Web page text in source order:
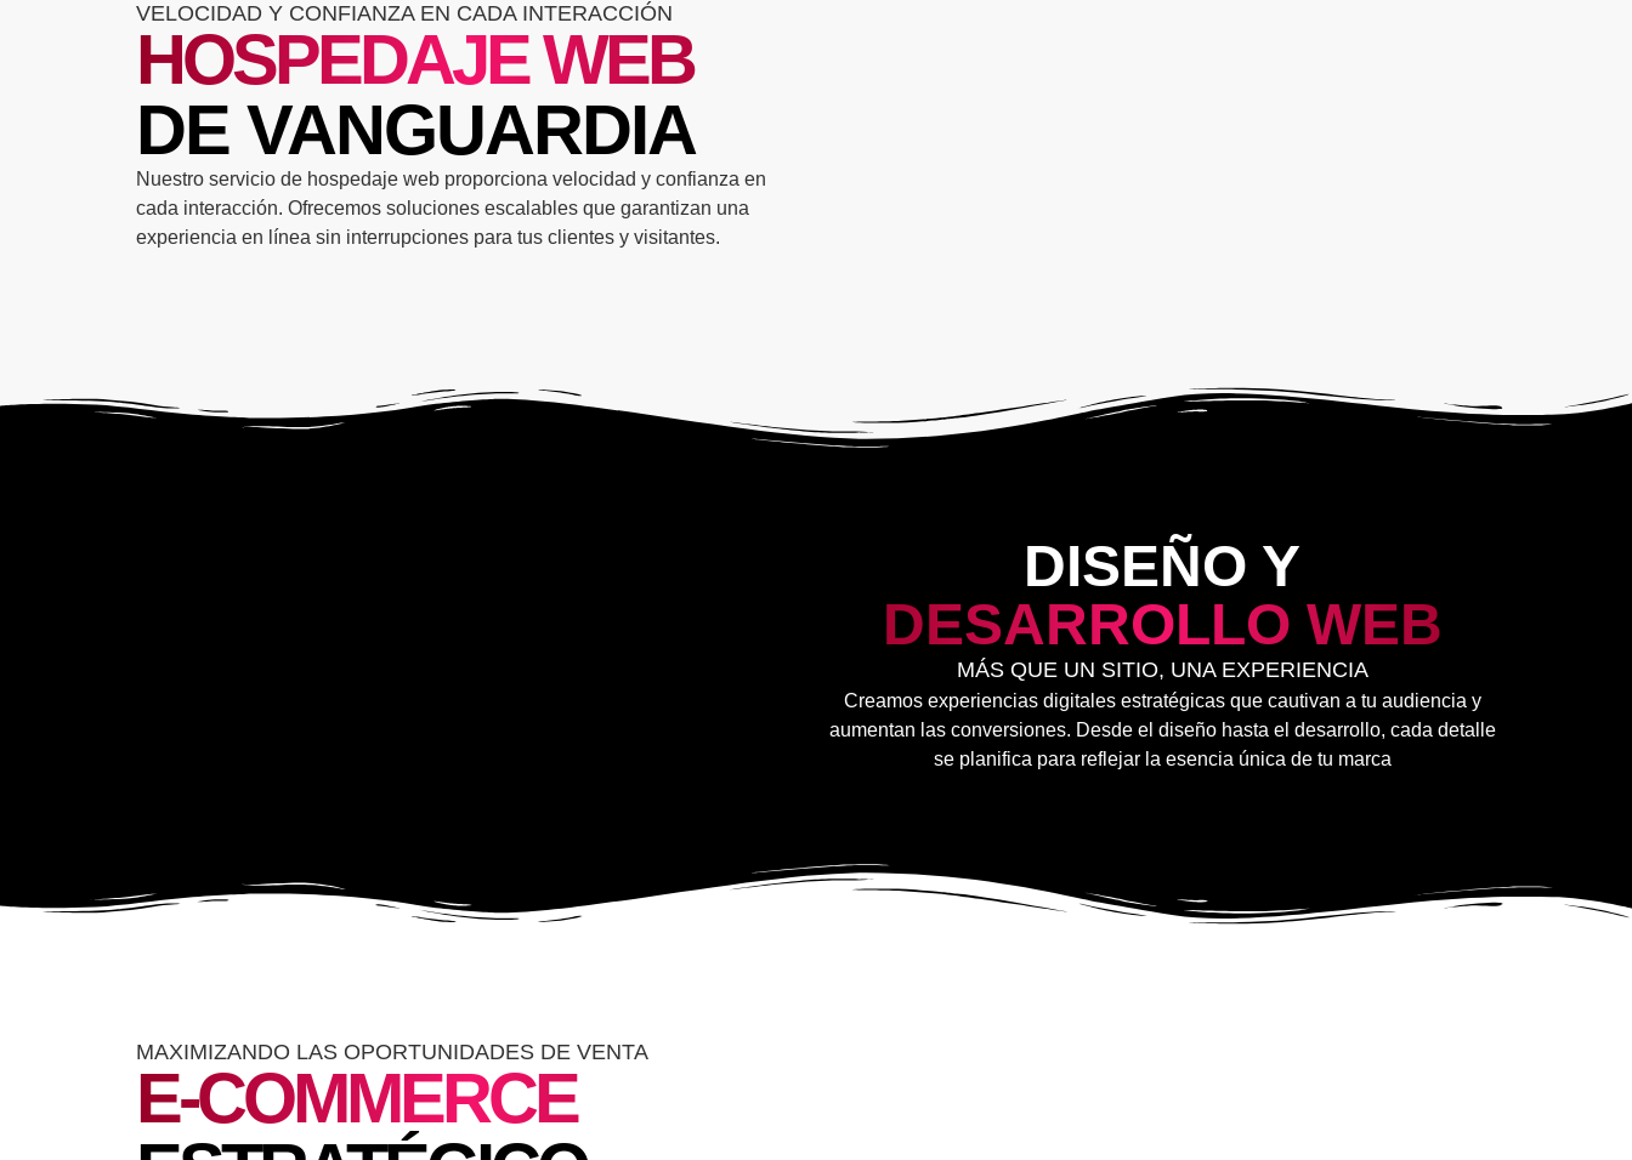
VELOCIDAD Y CONFIANZA EN CADA INTERACCIÓN
HOSPEDAJE WEB
DE VANGUARDIA
Nuestro servicio de hospedaje web proporciona velocidad y confianza en
cada interacción. Ofrecemos soluciones escalables que garantizan una
experiencia en línea sin interrupciones para tus clientes y visitantes.
DISEÑO Y
DESARROLLO WEB
MÁS QUE UN SITIO, UNA EXPERIENCIA
Creamos experiencias digitales estratégicas que cautivan a tu audiencia y
aumentan las conversiones. Desde el diseño hasta el desarrollo, cada detalle
se planifica para reflejar la esencia única de tu marca
MAXIMIZANDO LAS OPORTUNIDADES DE VENTA
E-COMMERCE